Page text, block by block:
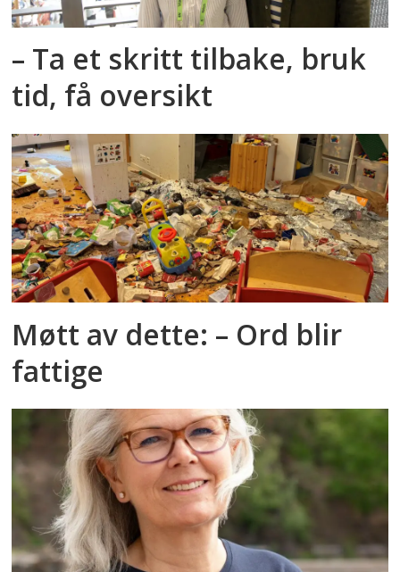
– Ta et skritt tilbake, bruk
tid, få oversikt
Møtt av dette: – Ord blir
fattige